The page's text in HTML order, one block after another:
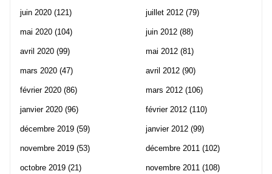
juin 2020 (121)
mai 2020 (104)
avril 2020 (99)
mars 2020 (47)
février 2020 (86)
janvier 2020 (96)
décembre 2019 (59)
novembre 2019 (53)
octobre 2019 (21)
juillet 2012 (79)
juin 2012 (88)
mai 2012 (81)
avril 2012 (90)
mars 2012 (106)
février 2012 (110)
janvier 2012 (99)
décembre 2011 (102)
novembre 2011 (108)